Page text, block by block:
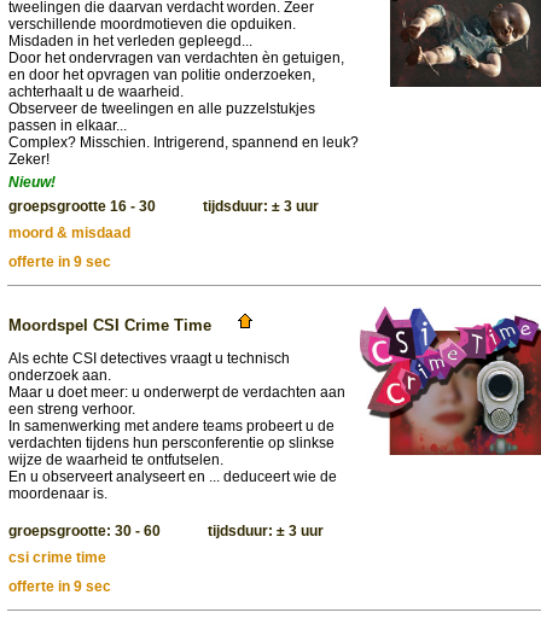
tweelingen die daarvan verdacht worden. Zeer
verschillende moordmotieven die opduiken.
Misdaden in het verleden gepleegd...
Door het ondervragen van verdachten èn getuigen,
en door het opvragen van politie onderzoeken,
achterhaalt u de waarheid.
Observeer de tweelingen en alle puzzelstukjes
passen in elkaar...
Complex? Misschien. Intrigerend, spannend en leuk?
Zeker!
Nieuw!
groepsgrootte 16 - 30 tijdsduur: ± 3 uur
moord & misdaad
offerte in 9 sec
Moordspel CSI Crime Time
Als echte CSI detectives vraagt u technisch
onderzoek aan.
Maar u doet meer: u onderwerpt de verdachten aan
een streng verhoor.
In samenwerking met andere teams probeert u de
verdachten tijdens hun persconferentie op slinkse
wijze de waarheid te ontfutselen.
En u observeert analyseert en ... deduceert wie de
moordenaar is.
groepsgrootte: 30 - 60 tijdsduur: ± 3 uur
csi crime time
offerte in 9 sec